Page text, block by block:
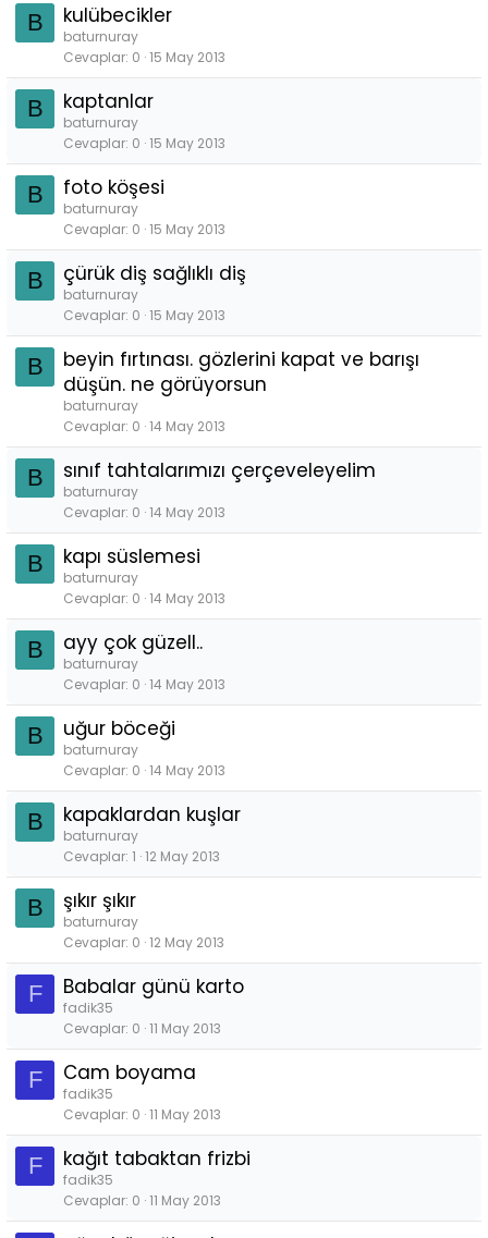
B kulübecikler
baturnuray
Cevaplar 0 15 May 2013
B kaptanlar
baturnuray
Cevaplar 0 15 May 2013
B foto köşesi
baturnuray
Cevaplar 0 15 May 2013
B çürük diş sağlıklı diş
baturnuray
Cevaplar 0 15 May 2013
B
beyin fırtınası. gözlerini kapat ve barışı
düşün. ne görüyorsun
baturnuray
Cevaplar 0 14 May 2013
B sınıf tahtalarımızı çerçeveleyelim
baturnuray
Cevaplar 0 14 May 2013
B kapı süslemesi
baturnuray
Cevaplar 0 14 May 2013
B ayy çok güzell..
baturnuray
Cevaplar 0 14 May 2013
B uğur böceği
baturnuray
Cevaplar 0 14 May 2013
B kapaklardan kuşlar
baturnuray
Cevaplar 1 12 May 2013
B şıkır şıkır
baturnuray
Cevaplar 0 12 May 2013
F Babalar günü karto
fadik35
Cevaplar 0 11 May 2013
F Cam boyama
fadik35
Cevaplar 0 11 May 2013
F kağıt tabaktan frizbi
fadik35
Cevaplar 0 11 May 2013